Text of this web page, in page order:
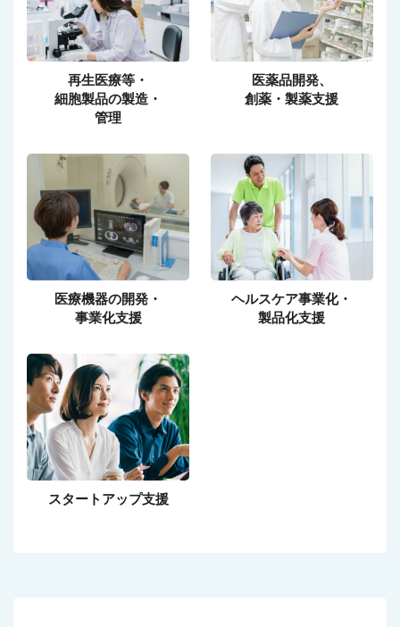
再生医療等・
細胞製品の製造・
管理
医薬品開発、
創薬・製薬支援
医療機器の開発・
事業化支援
ヘルスケア事業化・
製品化支援
スタートアップ支援